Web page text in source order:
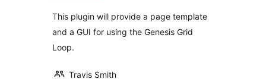
This plugin will provide a page template
and a GUI for using the Genesis Grid
Loop.
Travis Smith